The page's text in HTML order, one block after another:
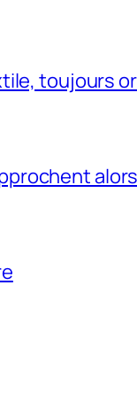
toujours